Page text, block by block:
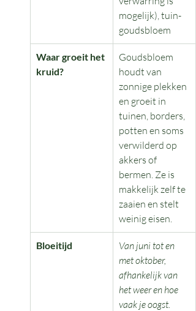
mogelijk), tuin-
goudsbloem
Waar groeit het
kruid?
Goudsbloem
houdt van
zonnige plekken
en groeit in
tuinen, borders,
potten en soms
verwilderd op
akkers of
bermen. Ze is
makkelijk zelf te
zaaien en stelt
weinig eisen.
Bloeitijd
Van juni tot en
met oktober,
afhankelijk van
het weer en hoe
vaak je oogst.